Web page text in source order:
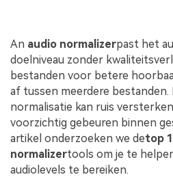
An audio normalizerpast het
doelniveau zonder
bestanden voor betere
af tussen meerdere
normalisatie kan ruis
voorzichtig gebeuren binnen
artikel onderzoeken we detop
normalizertools om je te
audiolevels te bereiken.